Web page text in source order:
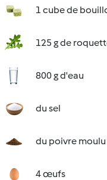
1 cube de
125 g de
800 g d'eau
du sel
du poivre moulu
4 œufs